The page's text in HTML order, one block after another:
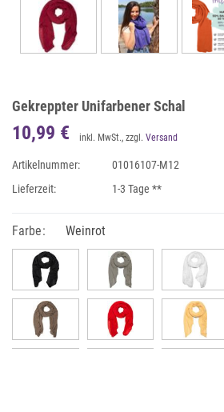
Gekreppter Unifarbener Schal
10,99 € inkl. MwSt., zzgl. Versand
Artikelnummer:
01016107-M12
Lieferzeit:
1-3 Tage **
Farbe: Weinrot